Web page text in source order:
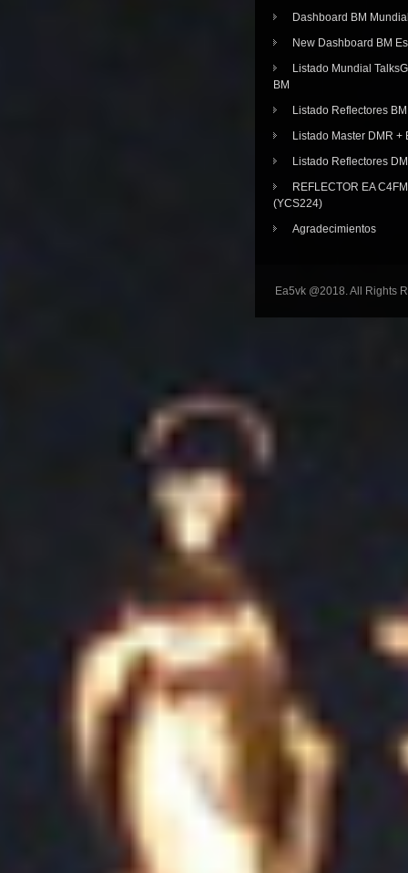
Dashboard BM
New Dashboard BM
Listado Mundial
BM
Listado Reflectores BM
Listado Master DMR +
Listado Reflectores
REFLECTOR EA
(YCS224)
Agradecimientos
Ea5vk @2018. All Rights